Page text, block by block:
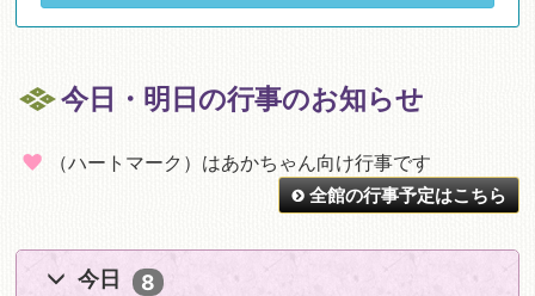
今日・明日の行事のお知らせ
（ハートマーク）はあかちゃん向け行事です
全館の行事予定はこちら
今日 8